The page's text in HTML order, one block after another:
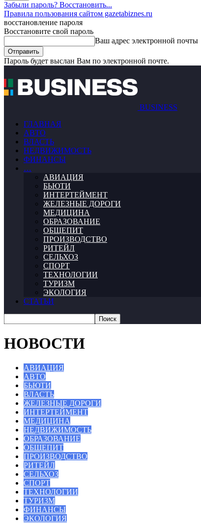
Забыли пароль? Восстановить...
Правила пользования сайтом gazetabiznes.ru
восстановление пароля
Восстановите свой пароль
Ваш адрес электронной почты
Пароль будет выслан Вам по электронной почте.
BUSINESS
ГЛАВНАЯ
АВТО
ВЛАСТЬ
НЕДВИЖИМОСТЬ
ФИНАНСЫ
…
АВИАЦИЯ
БЬЮТИ
ИНТЕРТЕЙМЕНТ
ЖЕЛЕЗНЫЕ ДОРОГИ
МЕДИЦИНА
ОБРАЗОВАНИЕ
ОБЩЕПИТ
ПРОИЗВОДСТВО
РИТЕЙЛ
СЕЛЬХОЗ
СПОРТ
ТЕХНОЛОГИИ
ТУРИЗМ
ЭКОЛОГИЯ
СТАТЬИ
НОВОСТИ
АВИАЦИЯ
АВТО
БЬЮТИ
ВЛАСТЬ
ЖЕЛЕЗНЫЕ ДОРОГИ
ИНТЕРТЕЙМЕНТ
МЕДИЦИНА
НЕДВИЖИМОСТЬ
ОБРАЗОВАНИЕ
ОБЩЕПИТ
ПРОИЗВОДСТВО
РИТЕЙЛ
СЕЛЬХОЗ
СПОРТ
ТЕХНОЛОГИИ
ТУРИЗМ
ФИНАНСЫ
ЭКОЛОГИЯ